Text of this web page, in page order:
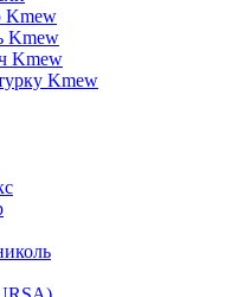
Kmew
Kmew
Kmew
Kmew